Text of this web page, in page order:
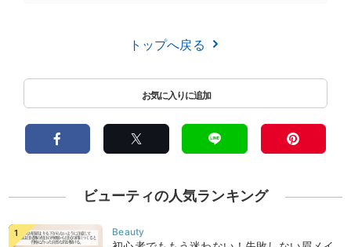
トップへ戻る
ビューティの人気ランキング